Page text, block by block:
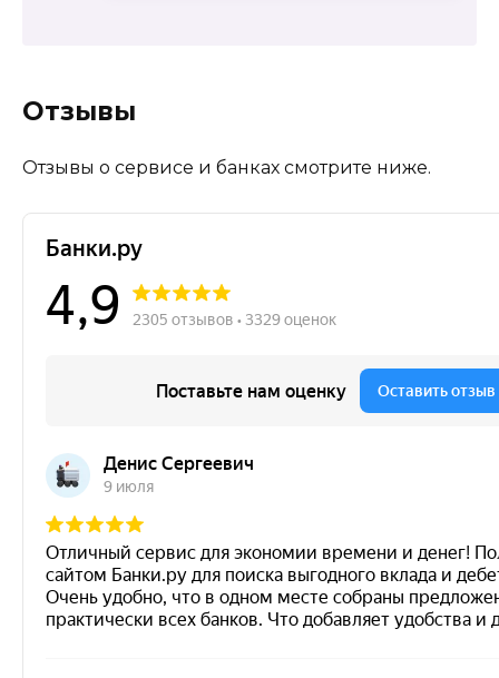
Отзывы
Отзывы о сервисе и банках смотрите ниже.